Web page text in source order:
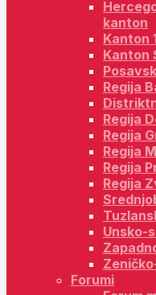
kanton
Kanton
Kanton
Regija
Regija
Regija
Regija
Regija
Regija
Unsko-
Forumi